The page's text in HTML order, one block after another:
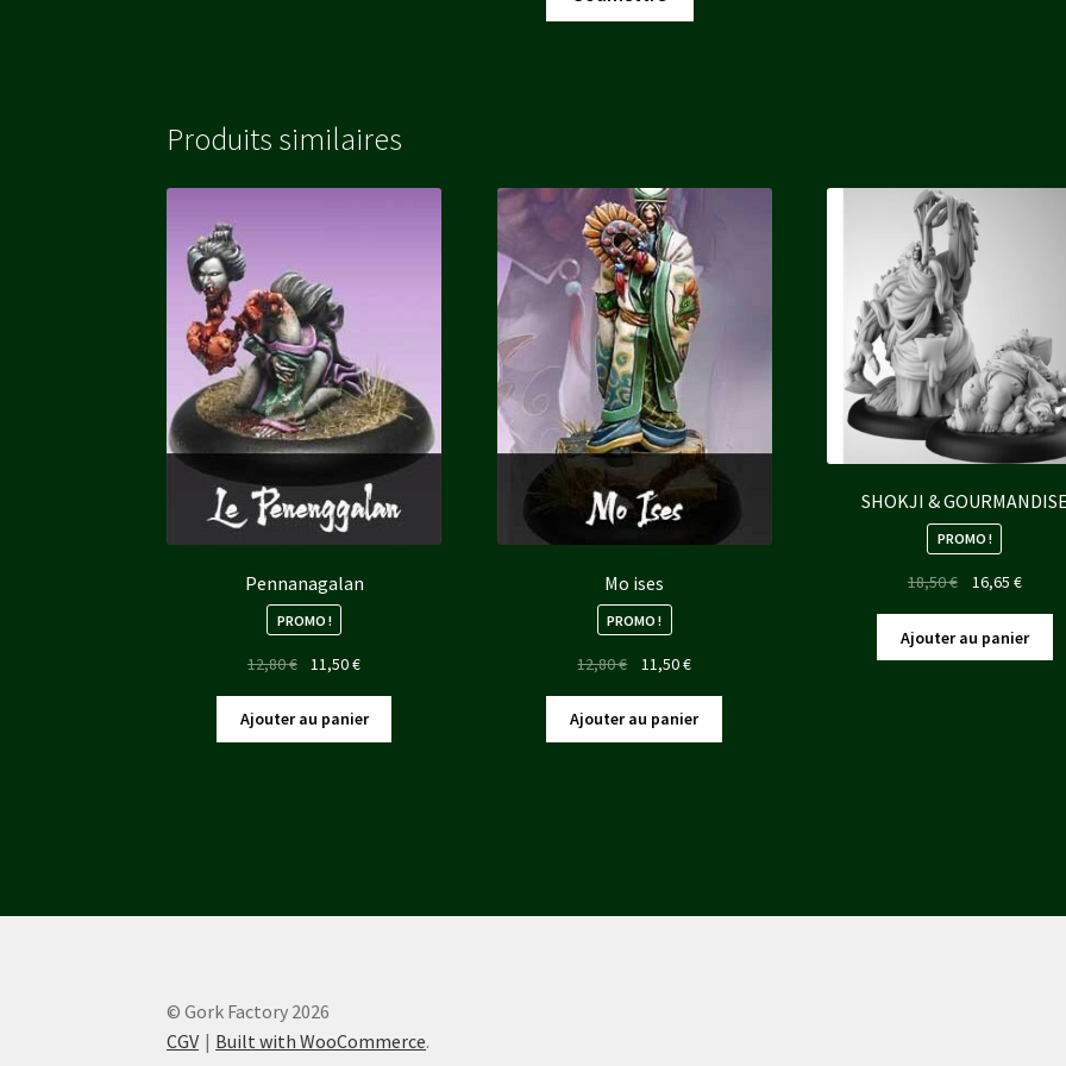
Produits similaires
Pennanagalan
PROMO !
12,80€
Le
initial
était :
11,50€Le
actuel
est :
Ajouter au panier
Mo ises
PROMO !
12,80€
Le
initial
était :
11,50€Le
actuel
est :
Ajouter au panier
SHOKJI &
PROMO !
18,50€
Le
initial
était :
16,65 €Le
actuel
est :
Ajouter au panier
© Gork Factory 2026
CGV
Built with WooCommerce.